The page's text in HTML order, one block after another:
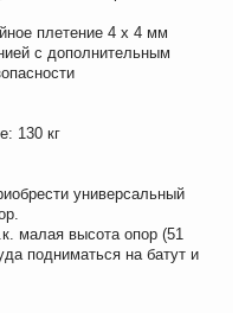
плетение 4 х 4 мм
с дополнительным
130 кг
универсальный
малая высота опор (51
подниматься на батут и